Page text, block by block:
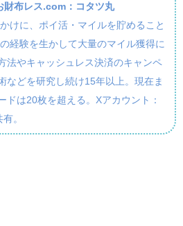
財布レス.com：コタツ丸
けに、ポイ活・マイルを貯めること
経験を生かして大量のマイル獲得に
法やキャッシュレス決済のキャンペ
などを研究し続け15年以上。現在ま
ドは20枚を超える。Xアカウント：
。